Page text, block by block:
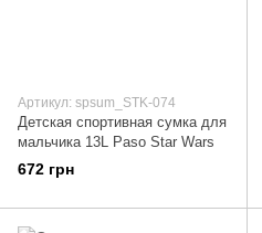
Артикул: spsum_STK-074
Детская спортивная сумка для
мальчика 13L Paso Star Wars
672 грн